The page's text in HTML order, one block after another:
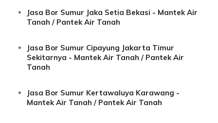
Jasa Bor Sumur Jaka Setia Bekasi - Mantek Air
Tanah / Pantek Air Tanah
Jasa Bor Sumur Cipayung Jakarta Timur
Sekitarnya - Mantek Air Tanah / Pantek Air
Tanah
Jasa Bor Sumur Kertawaluya Karawang -
Mantek Air Tanah / Pantek Air Tanah